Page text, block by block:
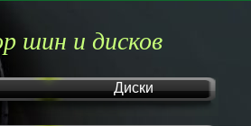
шин и дисков
Диски